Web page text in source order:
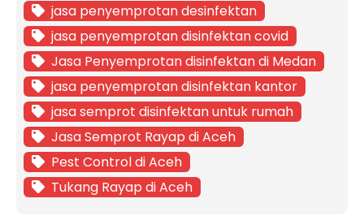
jasa penyemprotan desinfektan
jasa penyemprotan disinfektan covid
Jasa Penyemprotan disinfektan di Medan
jasa penyemprotan disinfektan kantor
jasa semprot disinfektan untuk rumah
Jasa Semprot Rayap di Aceh
Pest Control di Aceh
Tukang Rayap di Aceh